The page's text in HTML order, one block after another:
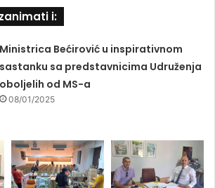
i:
Ministrica Bećirović u inspirativnom
sastanku sa predstavnicima Udruženja
oboljelih od MS-a
08/01/2025